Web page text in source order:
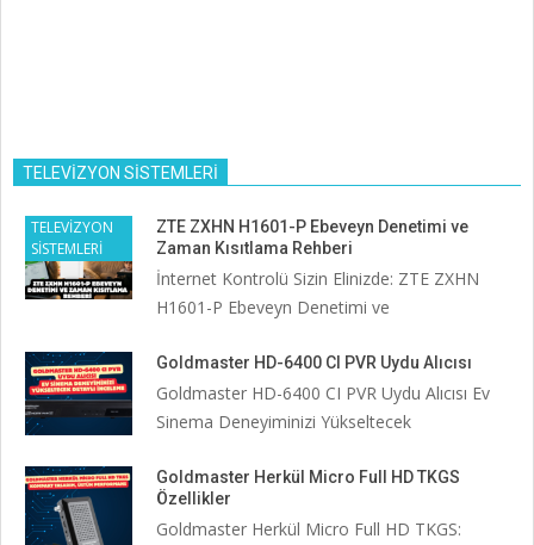
TELEVİZYON SİSTEMLERİ
TELEVİZYON
SİSTEMLERİ
ZTE ZXHN H1601-P Ebeveyn Denetimi ve
Zaman Kısıtlama Rehberi
İnternet Kontrolü Sizin Elinizde: ZTE ZXHN
H1601-P Ebeveyn Denetimi ve
Goldmaster HD-6400 CI PVR Uydu Alıcısı
Goldmaster HD-6400 CI PVR Uydu Alıcısı Ev
Sinema Deneyiminizi Yükseltecek
Goldmaster Herkül Micro Full HD TKGS
Özellikler
Goldmaster Herkül Micro Full HD TKGS: